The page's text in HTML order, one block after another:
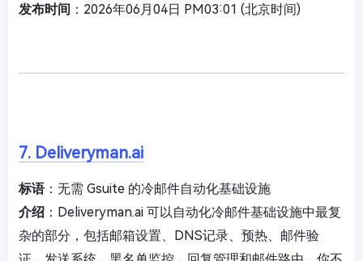
发布时间 ：2026年06月04日 PM03:01 (北京时间)
7. Deliveryman.ai
标语：无需 Gsuite 的冷邮件自动化基础设施
介绍 ：Deliveryman.ai 可以自动化冷邮件基础设施中最复
杂的部分，包括邮箱设置、DNS记录、预热、邮件验